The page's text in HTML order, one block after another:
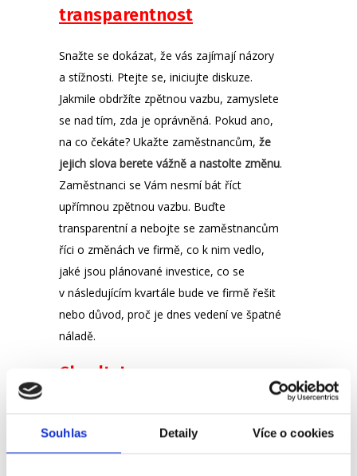
Souhlas Detaily Více o cookies
transparentnost
Snažte se dokázat, že vás zajímají názory
a stížnosti. Ptejte se, iniciujte diskuze.
Jakmile obdržíte zpětnou vazbu, zamyslete
se nad tím, zda je oprávněná. Pokud ano,
na co čekáte? Ukažte zaměstnancům, že
jejich slova berete vážně a nastolte změnu.
Zaměstnanci se Vám nesmí bát říct
upřímnou zpětnou vazbu. Buďte
transparentní a nebojte se zaměstnancům
říci o změnách ve firmě, co k nim vedlo,
jaké jsou plánované investice, co se
v následujícím kvartále bude ve firmě řešit
nebo důvod, proč je dnes vedení ve špatné
náladě.
Chvalte!
žádné děti, abych je musel chválit.“ Opak je
ale pravdou. Ne, že by byli těmi dětmi, ale